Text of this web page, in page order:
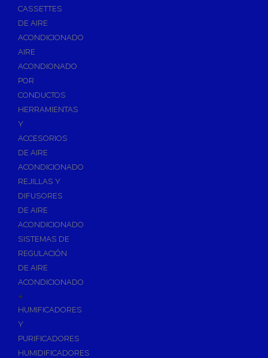
Cisternas Empotradas
Seguridad en el Baño
Wellness
Calefacción y A.C.S
Accesorios de Calefacción
Vasos de Expansión
Termometros
Otros accesorios de calefacción
Accesorios de Radiadores
Tapones, purgadores y accesorios para radiador
Soportes para Radiadores
Acumuladores e Interacumuladores
Bombas Circuladoras / Grupos de Bombeo
Bombas de Calefacción
Bombas Simples para ACS
Calderas
Grupos Térmicos de Gasóleo
CASSETTES
DE AIRE
ACONDICIONADO
AIRE
ACONDIONADO
POR
CONDUCTOS
HERRAMIENTAS
Y
ACCESORIOS
DE AIRE
ACONDICIONADO
REJILLAS Y
DIFUSORES
DE AIRE
ACONDICIONADO
SISTEMAS DE
REGULACIÓN
DE AIRE
ACONDICIONADO
+
HUMIFICADORES
Y
PURIFICADORES
HUMIDIFICADORES